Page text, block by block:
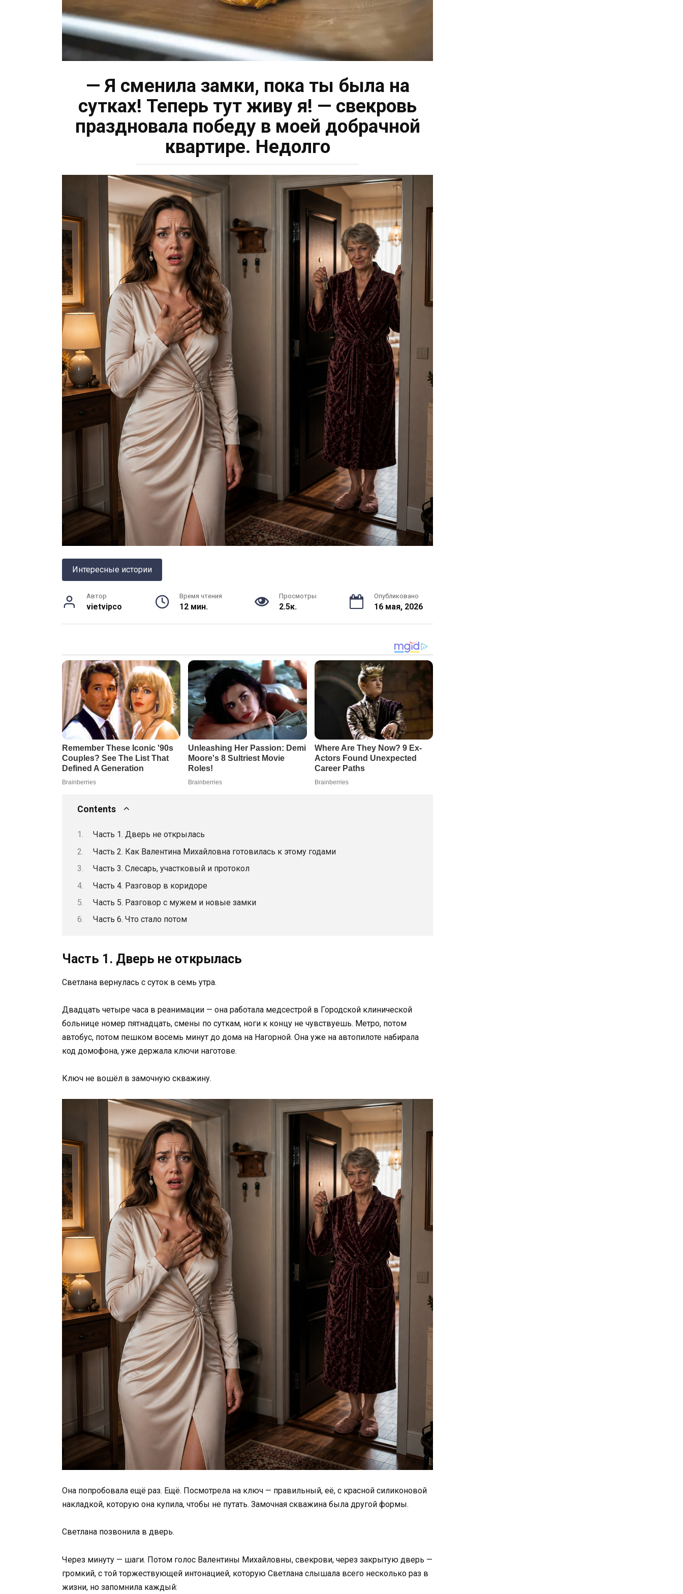
— Я сменила замки, пока ты была на
сутках! Теперь тут живу я! — свекровь
праздновала победу в моей добрачной
квартире. Недолго
Интересные истории
Автор
vietvipco
Время чтения
12 мин.
Просмотры
2.5к.
Опубликовано
16 мая, 2026
Contents
Часть 1. Дверь не открылась
Часть 2. Как Валентина Михайловна готовилась к этому годами
Часть 3. Слесарь, участковый и протокол
Часть 4. Разговор в коридоре
Часть 5. Разговор с мужем и новые замки
Часть 6. Что стало потом
Часть 1. Дверь не открылась
Светлана вернулась с суток в семь утра.
Двадцать четыре часа в реанимации — она работала медсестрой в Городской клинической
больнице номер пятнадцать, смены по суткам, ноги к концу не чувствуешь. Метро, потом
автобус, потом пешком восемь минут до дома на Нагорной. Она уже на автопилоте набирала
код домофона, уже держала ключи наготове.
Ключ не вошёл в замочную скважину.
Она попробовала ещё раз. Ещё. Посмотрела на ключ — правильный, её, с красной силиконовой
накладкой, которую она купила, чтобы не путать. Замочная скважина была другой формы.
Светлана позвонила в дверь.
Через минуту — шаги. Потом голос Валентины Михайловны, свекрови, через закрытую дверь —
громкий, с той торжествующей интонацией, которую Светлана слышала всего несколько раз в
жизни, но запомнила каждый: